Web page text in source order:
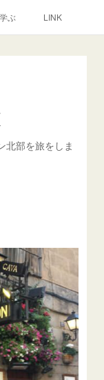
ぶ LINK
北部を旅をしま